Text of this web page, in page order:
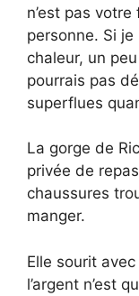
n’est pas
personne. Si
chaleur, un
pourrais pas
superflues
La gorge de
privée de
chaussures
manger.
Elle sourit
l’argent n’est